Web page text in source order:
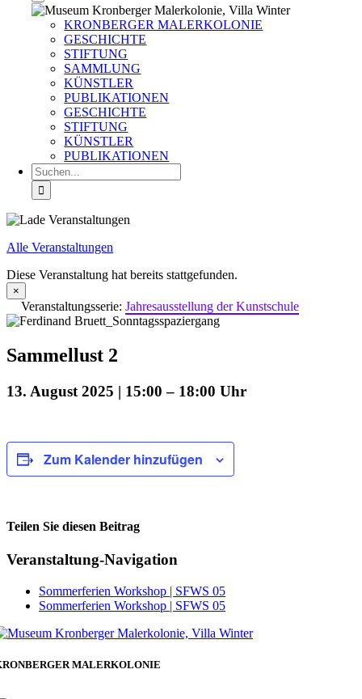
KRONBERGER MALERKOLONIE
GESCHICHTE
STIFTUNG
SAMMLUNG
KÜNSTLER
PUBLIKATIONEN
GESCHICHTE
STIFTUNG
KÜNSTLER
PUBLIKATIONEN
Suche
nach:
Alle Veranstaltungen
Diese Veranstaltung hat bereits stattgefunden.
×
Veranstaltungsserie: Jahresausstellung der Kunstschule
Sammellust 2
13. August 2025 | 15:00 – 18:00
Zum Kalender hinzufügen
Teilen Sie diesen Beitrag
Facebook
Veranstaltung-Navigation
Sommerferien Workshop | SFWS 05
Sommerferien Workshop | SFWS 05
MALERKOLONIE